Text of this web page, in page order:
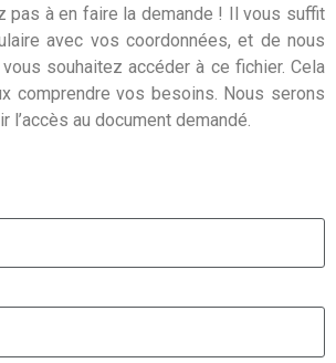
pas à en faire la demande ! Il vous suffit
avec vos coordonnées, et de nous
souhaitez accéder à ce fichier. Cela
comprendre vos besoins. Nous serons
l’accès au document demandé.